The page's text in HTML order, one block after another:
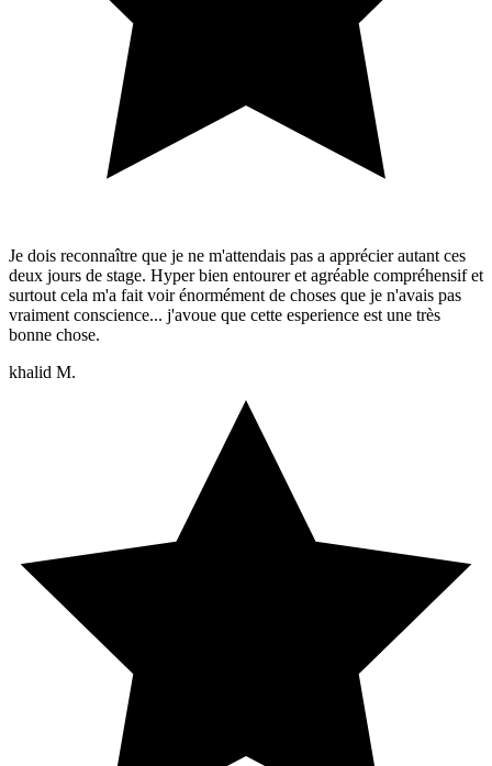
Je dois reconnaître que je ne m'attendais pas a apprécier autant ces
deux jours de stage. Hyper bien entourer et agréable compréhensif et
surtout cela m'a fait voir énormément de choses que je n'avais pas
vraiment conscience... j'avoue que cette esperience est une très
bonne chose.
khalid M.